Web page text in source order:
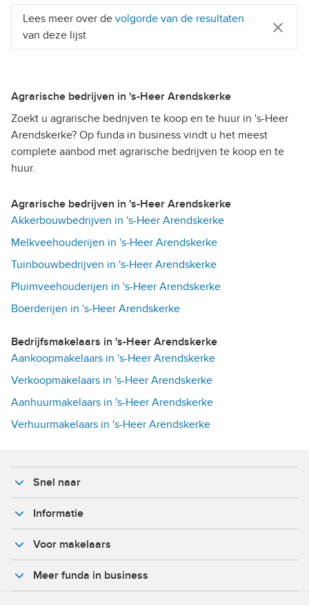
Lees meer over de volgorde van de resultaten
van deze lijst
Agrarische bedrijven in 's-Heer Arendskerke
Zoekt u agrarische bedrijven te koop en te huur in 's-Heer
Arendskerke? Op funda in business vindt u het meest
complete aanbod met agrarische bedrijven te koop en te
huur.
Agrarische bedrijven in 's-Heer Arendskerke
Akkerbouwbedrijven in 's-Heer Arendskerke
Melkveehouderijen in 's-Heer Arendskerke
Tuinbouwbedrijven in 's-Heer Arendskerke
Pluimveehouderijen in 's-Heer Arendskerke
Boerderijen in 's-Heer Arendskerke
Bedrijfsmakelaars in 's-Heer Arendskerke
Aankoopmakelaars in 's-Heer Arendskerke
Verkoopmakelaars in 's-Heer Arendskerke
Aanhuurmakelaars in 's-Heer Arendskerke
Verhuurmakelaars in 's-Heer Arendskerke
Snel naar
Informatie
Voor makelaars
Meer funda in business